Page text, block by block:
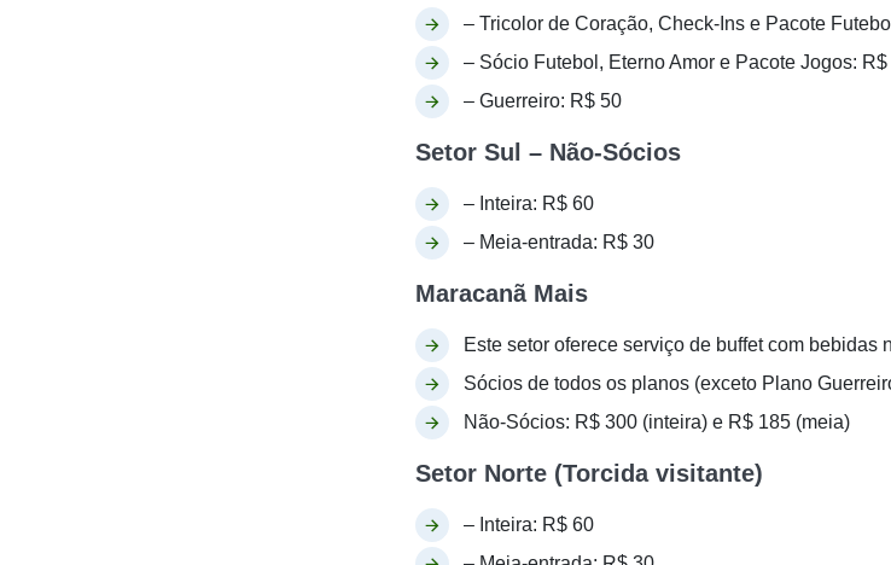
– Tricolor de Coração, Check-Ins e Pacote
– Sócio Futebol, Eterno Amor e Pacote Jogos: R$
– Guerreiro: R$ 50
Setor Sul – Não-Sócios
– Inteira: R$ 60
– Meia-entrada: R$ 30
Maracanã Mais
Este setor oferece serviço de buffet com bebidas
Sócios de todos os planos (exceto Plano
Não-Sócios: R$ 300 (inteira) e R$ 185 (meia)
Setor Norte (Torcida visitante)
– Inteira: R$ 60